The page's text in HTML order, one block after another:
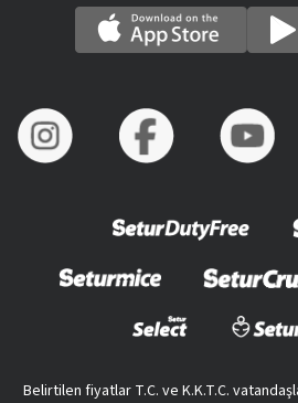
Belirtilen fiyatlar T.C. ve K.K.T.C.